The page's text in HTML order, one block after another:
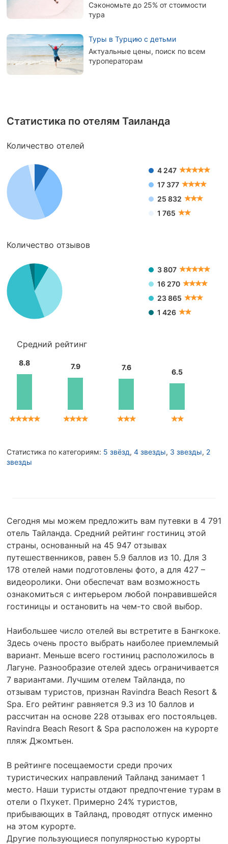
Сэкономьте до 25% от стоимости
тура
Туры в Турцию с детьми
Актуальные цены, поиск по всем
туроператорам
Статистика по отелям Таиланда
Количество отелей
4 247
17 377
25 832
1 765
Количество отзывов
3 807
16 270
23 865
1 426
Средний рейтинг
8.8 7.9 7.6
6.5
Статистика по категориям: 5 звёзд, 4 звезды, 3 звезды, 2
звезды
Сегодня мы можем предложить вам путевки в 4 791
отель Тайланда. Средний рейтинг гостиниц этой
страны, основанный на 45 947 отзывах
путешественников, равен 5.9 баллов из 10. Для 3
178 отелей нами подготовлены фото, а для 427 –
видеоролики. Они обеспечат вам возможность
ознакомиться с интерьером любой понравившейся
гостиницы и остановить на чем-то свой выбор.
Наибольшее число отелей вы встретите в Бангкоке.
Здесь очень просто выбрать наиболее приемлемый
вариант. Меньше всего гостиниц расположилось в
Лагуне. Разнообразие отелей здесь ограничивается
7 вариантами. Лучшим отелем Тайланда, по
отзывам туристов, признан Ravindra Beach Resort &
Spa. Его рейтинг равняется 9.3 из 10 баллов и
рассчитан на основе 228 отзывах его постояльцев.
Ravindra Beach Resort & Spa расположен на курорте
пляж Джомтьен.
В рейтинге посещаемости среди прочих
туристических направлений Тайланд занимает 1
место. Наши туристы отдают предпочтение турам в
отели о Пхукет. Примерно 24% туристов,
прибывающих в Тайланд, проводят отпуск именно
на этом курорте.
Другие пользующиеся популярностью курорты